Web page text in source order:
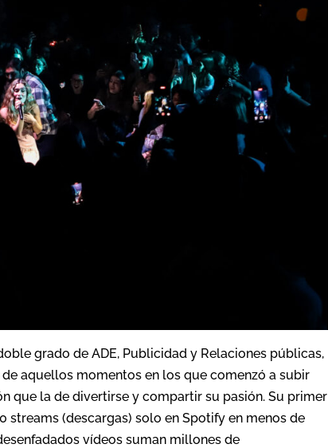
grado de ADE, Publicidad y Relaciones públicas,
aquellos momentos en los que comenzó a subir
que la de divertirse y compartir su pasión. Su primer
streams (descargas) solo en Spotify en menos de
vídeos suman millones de